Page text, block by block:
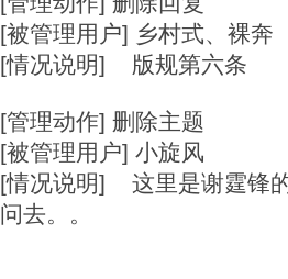
[被管理用户] 乡村式、裸奔
[情况说明] 版规第六条
[管理动作] 删除主题
[被管理用户] 小旋风
[情况说明] 这里是谢霆锋
问去。。